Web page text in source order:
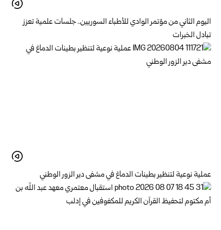
اليوم الثاني من مؤتمر الوادي للأطباء السوريين.. جلسات علمية تعزز
تبادل الخبرات
عملية نوعية لتنظير بطينات الدماغ في مشفى دير الزور الوطني